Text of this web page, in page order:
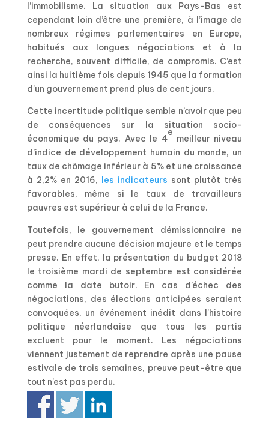
l’immobilisme. La situation aux Pays-Bas est
cependant loin d’être une première, à l’image de
nombreux régimes parlementaires en Europe,
habitués aux longues négociations et à la
recherche, souvent difficile, de compromis. C’est
ainsi la huitième fois depuis 1945 que la formation
d’un gouvernement prend plus de cent jours.
Cette incertitude politique semble n’avoir que peu
de conséquences sur la situation socio-
économique du pays. Avec le 4
e
meilleur niveau
d’indice de développement humain du monde, un
taux de chômage inférieur à 5% et une croissance
à 2,2% en 2016,
les indicateurs sont plutôt très
favorables, même si le taux de travailleurs
pauvres est supérieur à celui de la France.
Toutefois, le gouvernement démissionnaire ne
peut prendre aucune décision majeure et le temps
presse. En effet, la présentation du budget 2018
le troisième mardi de septembre est considérée
comme la date butoir. En cas d’échec des
négociations, des élections anticipées seraient
convoquées, un événement inédit dans l’histoire
politique néerlandaise que tous les partis
excluent pour le moment. Les négociations
viennent justement de reprendre après une pause
estivale de trois semaines, preuve peut-être que
tout n’est pas perdu.